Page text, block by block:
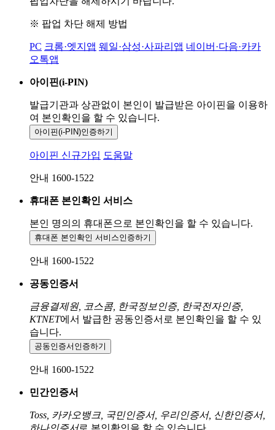
※ 팝업 차단 해제 방법
PC 크롬·엣지앱 웨일·삼성·사파리앱 네이버·다음·카카
오톡앱
아이핀(i-PIN)
발급기관과 상관없이 본인이 발급받은 아이핀을 이용하
여 본인확인을 할 수 있습니다.
아이핀(i-PIN)인증하기
아이핀 신규가입 도움말
안내 1600-1522
휴대폰 본인확인 서비스
본인 명의의 휴대폰으로 본인확인을 할 수 있습니다.
휴대폰 본인확인 서비스인증하기
안내 1600-1522
공동인증서
금융결제원, 코스콤, 한국정보인증, 한국전자인증,
KTNET에서 발급한 공동인증서로 본인확인을 할 수 있
습니다.
공동인증서 인증하기
안내 1600-1522
민간인증서
Toss, 카카오뱅크, 국민인증서, 우리인증서, 신한인증서,